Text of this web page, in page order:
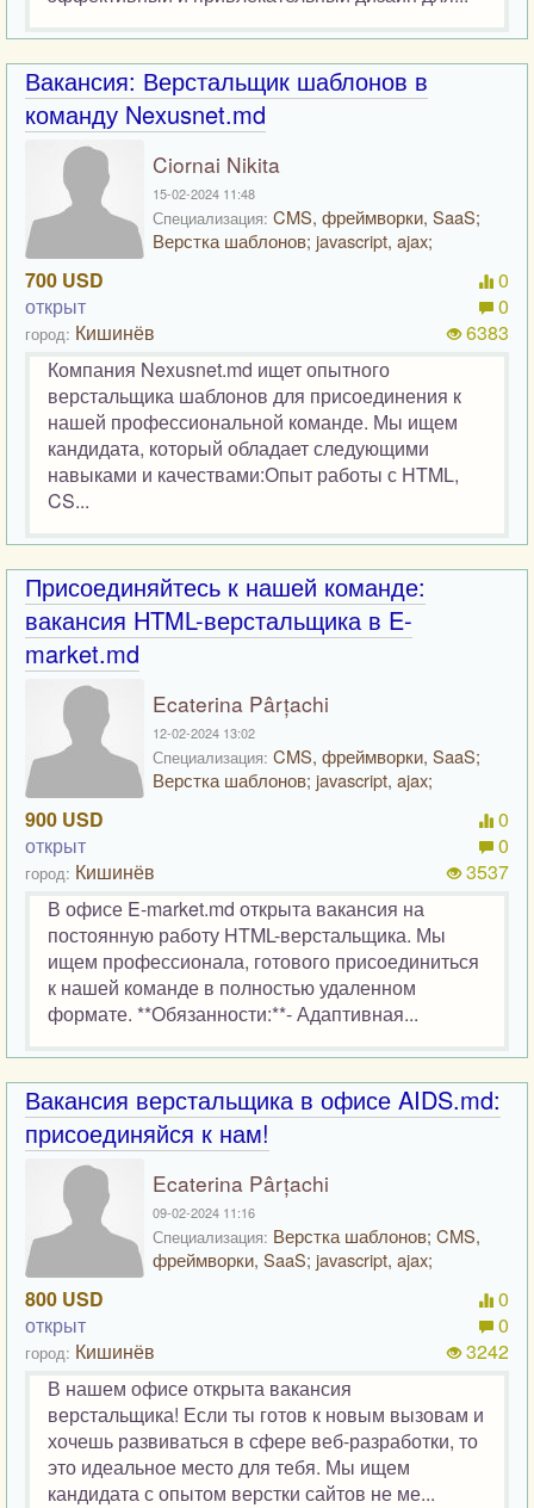
Вакансия: Верстальщик шаблонов в
команду Nexusnet.md
Ciornai Nikita
15-02-2024 11:48
Специализация: CMS, фреймворки, SaaS;
Верстка шаблонов; javascript, ajax;
700 USD
открыт
город: Кишинёв
0
0
6383
Компания Nexusnet.md ищет опытного
верстальщика шаблонов для присоединения к
нашей профессиональной команде. Мы ищем
кандидата, который обладает следующими
навыками и качествами:Опыт работы с HTML,
CS...
Присоединяйтесь к нашей команде:
вакансия HTML-верстальщика в E-
market.md
Ecaterina Pârțachi
12-02-2024 13:02
Специализация: CMS, фреймворки, SaaS;
Верстка шаблонов; javascript, ajax;
900 USD
открыт
город: Кишинёв
0
0
3537
В офисе E-market.md открыта вакансия на
постоянную работу HTML-верстальщика. Мы
ищем профессионала, готового присоединиться
к нашей команде в полностью удаленном
формате. **Обязанности:**- Адаптивная...
Вакансия верстальщика в офисе AIDS.md:
присоединяйся к нам!
Ecaterina Pârțachi
09-02-2024 11:16
Специализация: Верстка шаблонов; CMS,
фреймворки, SaaS; javascript, ajax;
800 USD
открыт
город: Кишинёв
0
0
3242
В нашем офисе открыта вакансия
верстальщика! Если ты готов к новым вызовам и
хочешь развиваться в сфере веб-разработки, то
это идеальное место для тебя. Мы ищем
кандидата с опытом верстки сайтов не ме...